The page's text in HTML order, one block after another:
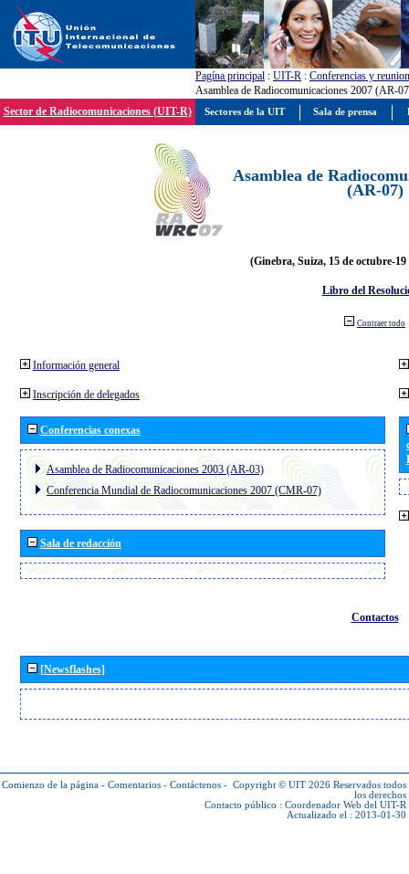
Pagína principal : UIT-R : Conferencias y
Asamblea de Radiocomunicaciones 2007 (AR-
Sector de Radiocomunicaciones (UIT-R)
Asamblea de
(AR-07)
(Ginebra, Suiza, 15 de octubre-19
Libro del
Contraer todo
Información general
Inscripción de delegados
Conferencias conexas
Asamblea de Radiocomunicaciones 2003 (AR-03)
Conferencia Mundial de Radiocomunicaciones 2007 (CMR-07)
Sala de redacción
Contactos
[Newsflashes]
Comienzo de la página - Comentarios - Contáctenos - Copyright © UIT 2026 Reservados todos
los derechos
Contacto público : Coordenador Web del UIT-R
Actualizado el : 2013-01-30
Sectores de la UIT Sala de prensa